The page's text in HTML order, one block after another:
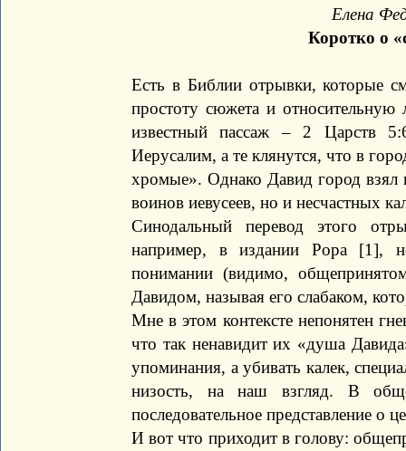
Елена
Коротко о
Есть в Библии отрывки, которые
простоту сюжета и относительную
известный пассаж – 2 Царств
Иерусалим, а те клянутся, что в
хромые». Однако Давид город взял
воинов иевусеев, но и несчастных
Синодальный перевод этого
например, в издании Рора [1],
понимании (видимо,
Давидом, называя его слабаком,
Мне в этом контексте непонятен
что так ненавидит их «душа
упоминания, а убивать калек,
низость, на наш взгляд. В
последовательное представление о
И вот что приходит в голову: